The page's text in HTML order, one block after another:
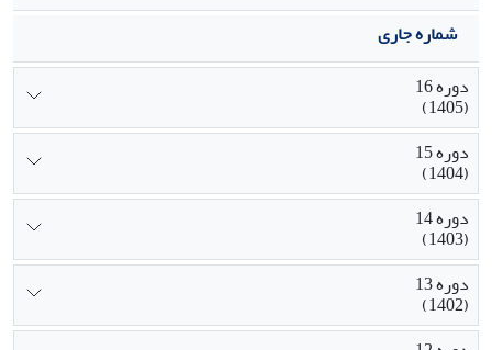
شماره جاری
دوره 16
(1405)
دوره 15
(1404)
دوره 14
(1403)
دوره 13
(1402)